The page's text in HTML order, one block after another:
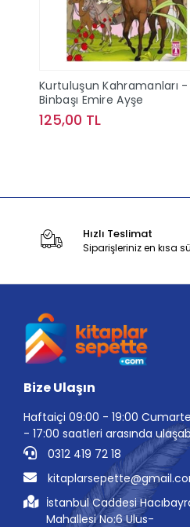
Kurtuluşun Kahramanları -
Binbaşı Emire Ayşe
125,00 TL
Hızlı Teslimat
Siparişleriniz en kısa
Bize Ulaşın
Haftaiçi 09:00 - 19:00
- 17:00 saatleri arasında
0312 419 72 18
İstanbul Caddesi
Mahallesi No:6 Ulus-